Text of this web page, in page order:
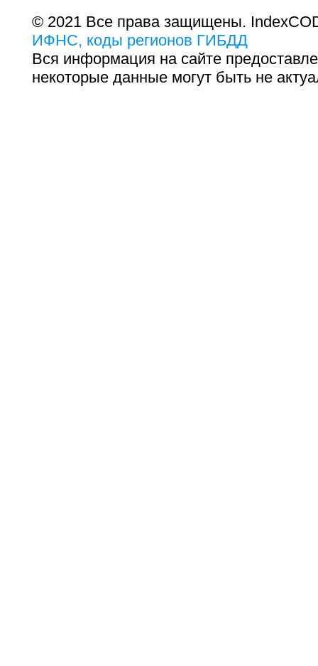
© 2021 Все права защищены.
ИФНС, коды регионов ГИБДД
Вся информация на сайте
некоторые данные могут быть не